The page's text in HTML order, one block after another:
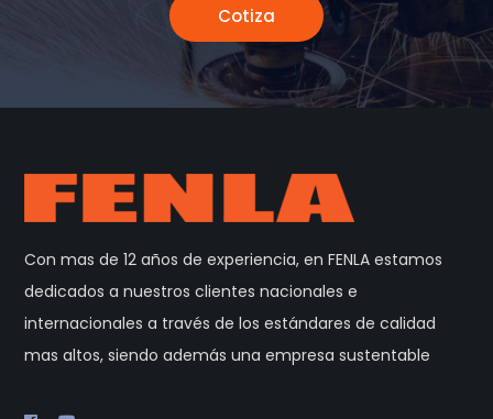
Cotiza
Con mas de 12 años de experiencia, en FENLA estamos
dedicados a nuestros clientes nacionales e
internacionales a través de los estándares de calidad
mas altos, siendo además una empresa sustentable